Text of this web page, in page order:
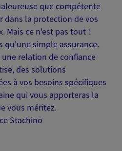
que compétente
dans la protection de vos
Mais ce n'est pas tout !
qu'une simple assurance.
relation de confiance
des solutions
à vos besoins spécifiques
qui vous apporteras la
vous méritez.
Stachino